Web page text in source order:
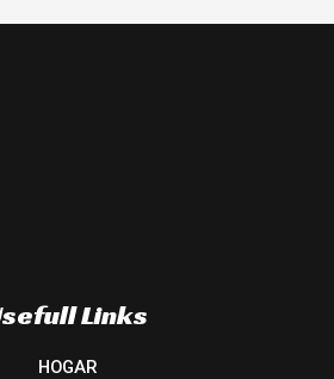
Links
HOGAR